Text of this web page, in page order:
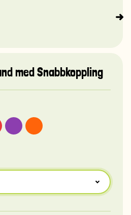
med Snabbkoppling